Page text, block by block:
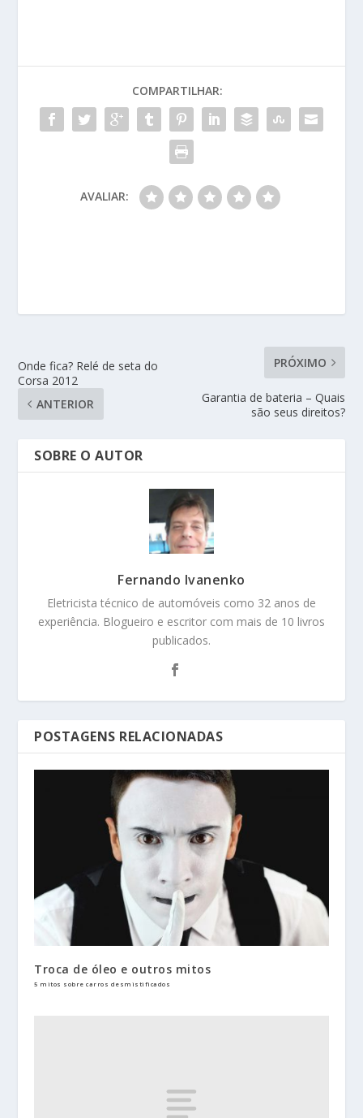
COMPARTILHAR:
AVALIAR:
Onde fica? Relé de seta do
Corsa 2012
ANTERIOR
PRÓXIMO
Garantia de bateria – Quais
são seus direitos?
SOBRE O AUTOR
Fernando Ivanenko
Eletricista técnico de automóveis como 32 anos de
experiência. Blogueiro e escritor com mais de 10 livros
publicados.
POSTAGENS RELACIONADAS
Troca de óleo e outros mitos
5 mitos sobre carros desmistificados